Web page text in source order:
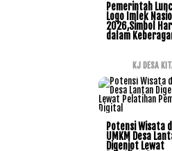
Pemerintah
Logo Imlek
2026,Simbol
dalam
KJ DESA
Potensi Wisata
UMKM Desa
Digenjot Lewat